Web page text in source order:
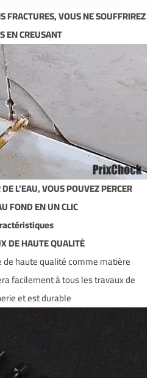
FRACTURES, VOUS NE SOUFFRIREZ
EN CREUSANT !!
L’EAU, VOUS POUVEZ PERCER
FOND EN UN CLIC !!
:
DE HAUTE QUALITÉ :
haute qualité comme matière
facilement à tous les travaux de
et est durable.